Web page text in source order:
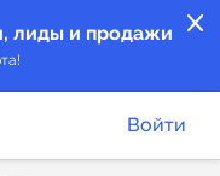
close
лиды и продажи
Войти